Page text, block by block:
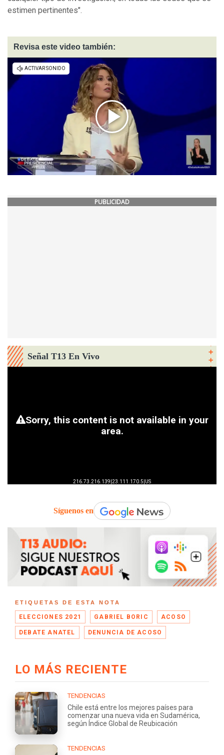
estimen pertinentes".
Revisa este video también:
PUBLICIDAD
Señal T13 En Vivo
Síguenos en
ETIQUETAS DE ESTA NOTA
ELECCIONES 2021 GABRIEL BORIC ACOSO
DEBATE ANATEL DENUNCIA DE ACOSO
LO MÁS RECIENTE
TENDENCIAS
Chile está entre los mejores países para
comenzar una nueva vida en Sudamérica,
según Índice Global de Reubicación
TENDENCIAS